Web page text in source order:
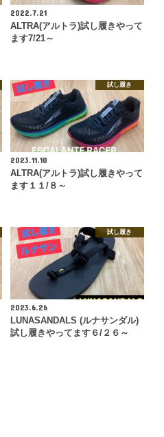
2022.7.21
ALTRA(アルトラ)試し履きやって
ます7/21～
試し履き
2023.11.10
ALTRA(アルトラ)試し履きやって
ます１１/８～
試し履き
2023.6.26
LUNASANDALS (ルナサンダル)
試し履きやってます６/２６～